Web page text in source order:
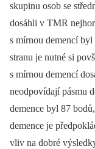
skupinu osob se
dosáhli v TMR
s mírnou demencí
stranu je nutné si
s mírnou demencí
neodpovídají pásmu
demence byl 87
demence je
vliv na dobré